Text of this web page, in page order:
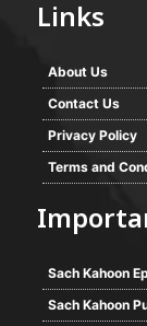
Links
About Us
Contact Us
Privacy Policy
Terms and
Sach Kahoon
Sach Kahoon